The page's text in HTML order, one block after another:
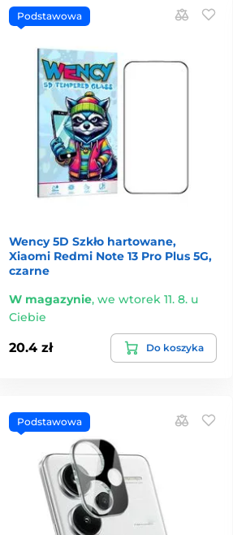
Podstawowa
Wency 5D Szkło hartowane,
Xiaomi Redmi Note 13 Pro Plus 5G,
czarne
W magazynie, we wtorek 11. 8. u
Ciebie
20.4 zł Do koszyka
Podstawowa